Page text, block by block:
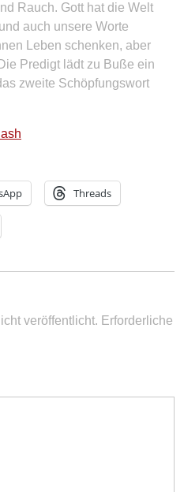
Rauch. Gott hat die Welt
auch unsere Worte
Leben schenken, aber
Predigt lädt zu Buße ein
zweite Schöpfungswort
Threads
veröffentlicht. Erforderliche